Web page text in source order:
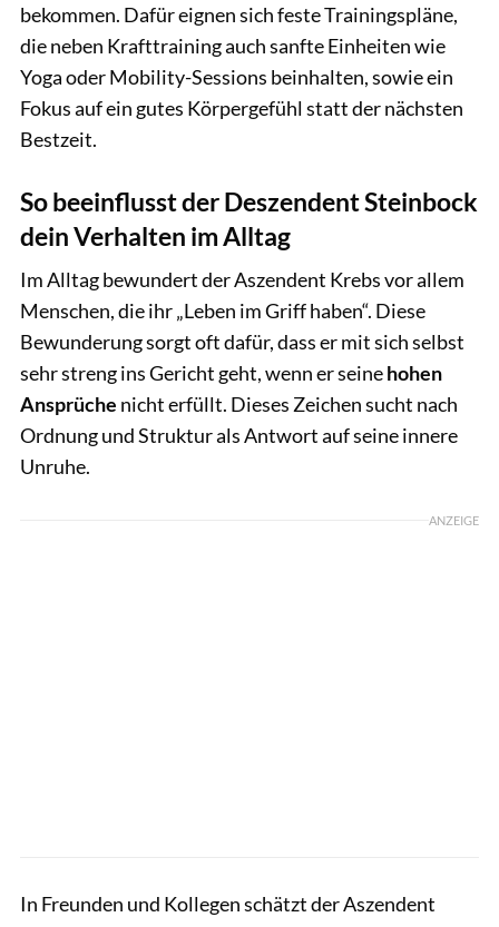
bekommen. Dafür eignen sich feste Trainingspläne,
die neben Krafttraining auch sanfte Einheiten wie
Yoga oder Mobility-Sessions beinhalten, sowie ein
Fokus auf ein gutes Körpergefühl statt der nächsten
Bestzeit.
So beeinflusst der Deszendent Steinbock
dein Verhalten im Alltag
Im Alltag bewundert der Aszendent Krebs vor allem
Menschen, die ihr „Leben im Griff haben“. Diese
Bewunderung sorgt oft dafür, dass er mit sich selbst
sehr streng ins Gericht geht, wenn er seinehohen
Ansprüche nicht erfüllt. Dieses Zeichen sucht nach
Ordnung und Struktur als Antwort auf seine innere
Unruhe.
ANZEIGE
In Freunden und Kollegen schätzt der Aszendent